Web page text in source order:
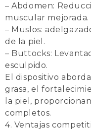
– Abdomen:
muscular mejorada.
– Muslos:
de la piel.
– Buttocks:
esculpido.
El dispositivo
grasa, el
la piel,
completos.
4. Ventajas